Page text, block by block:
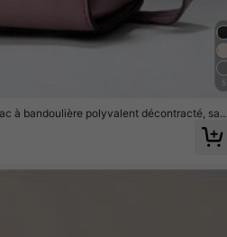
5
à bandoulière polyvalent décontracté, sac